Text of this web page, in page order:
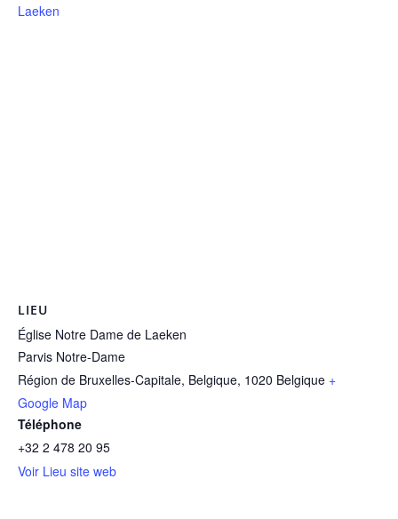
Laeken
LIEU
Église Notre Dame de Laeken
Parvis Notre-Dame
Région de Bruxelles-Capitale, Belgique, 1020 Belgique +
Google Map
Téléphone
+32 2 478 20 95
Voir Lieu site web